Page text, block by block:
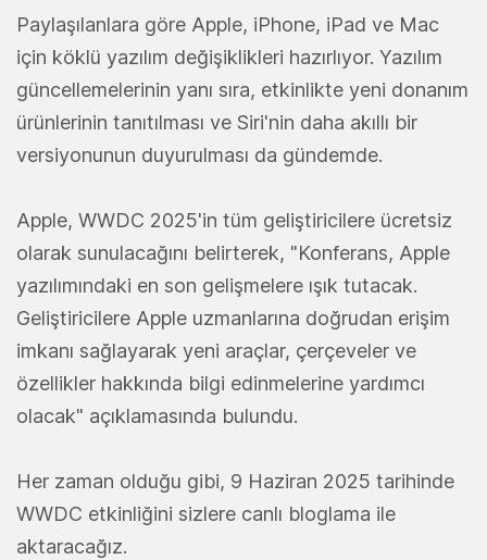
Paylaşılanlara göre Apple, iPhone, iPad ve Mac
için köklü yazılım değişiklikleri hazırlıyor. Yazılım
güncellemelerinin yanı sıra, etkinlikte yeni donanım
ürünlerinin tanıtılması ve Siri'nin daha akıllı bir
versiyonunun duyurulması da gündemde.
Apple, WWDC 2025'in tüm geliştiricilere ücretsiz
olarak sunulacağını belirterek, "Konferans, Apple
yazılımındaki en son gelişmelere ışık tutacak.
Geliştiricilere Apple uzmanlarına doğrudan erişim
imkanı sağlayarak yeni araçlar, çerçeveler ve
özellikler hakkında bilgi edinmelerine yardımcı
olacak" açıklamasında bulundu.
Her zaman olduğu gibi, 9 Haziran 2025 tarihinde
WWDC etkinliğini sizlere canlı bloglama ile
aktaracağız.